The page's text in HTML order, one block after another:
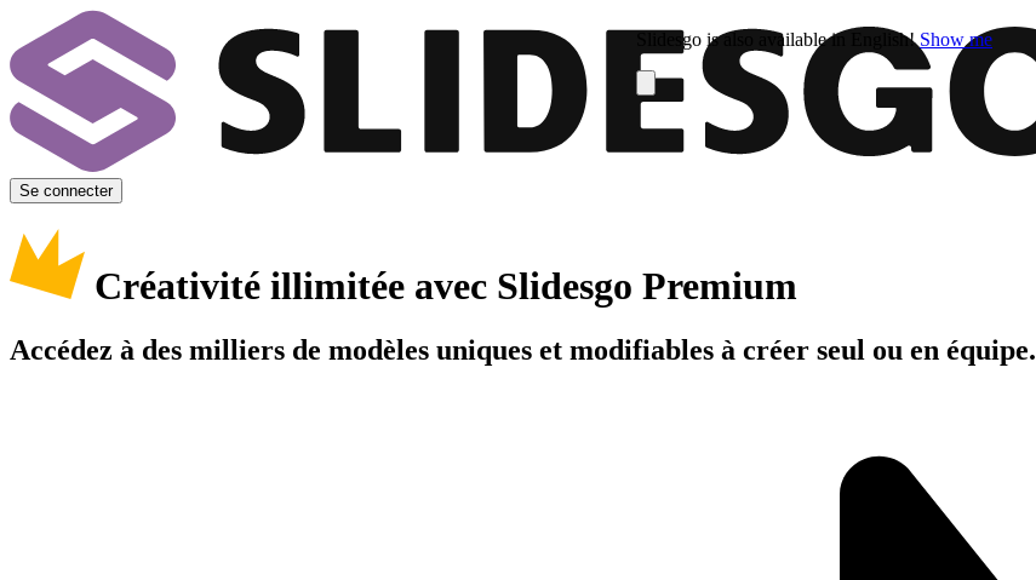
Slidesgo is also available in English! Show me
Se connecter
Créativité illimitée avec Slidesgo Premium
Accédez à des milliers de modèles uniques et modifiables à créer seul ou en équipe.